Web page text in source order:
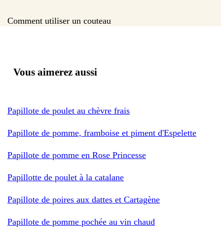
Comment utiliser un couteau
Vous aimerez aussi
Papillote de poulet au chèvre frais
Papillote de pomme, framboise et piment d'Espelette
Papillote de pomme en Rose Princesse
Papillotte de poulet à la catalane
Papillote de poires aux dattes et Cartagène
Papillote de pomme pochée au vin chaud